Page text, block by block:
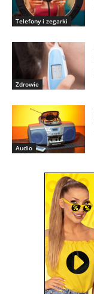
Telefony i zegarki
Zdrowie
Audio